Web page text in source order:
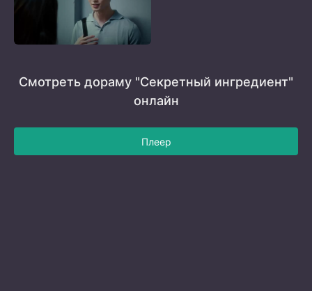
Смотреть дораму "Секретный ингредиент"
онлайн
Плеер